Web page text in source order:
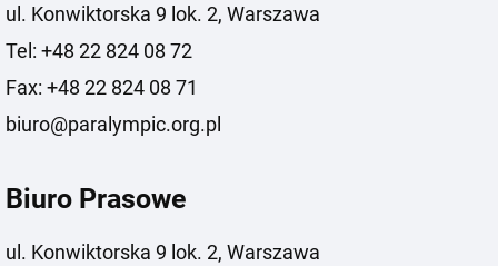
ul. Konwiktorska 9 lok. 2, Warszawa
Tel: +48 22 824 08 72
Fax: +48 22 824 08 71
biuro@paralympic.org.pl
Biuro Prasowe
ul. Konwiktorska 9 lok. 2, Warszawa